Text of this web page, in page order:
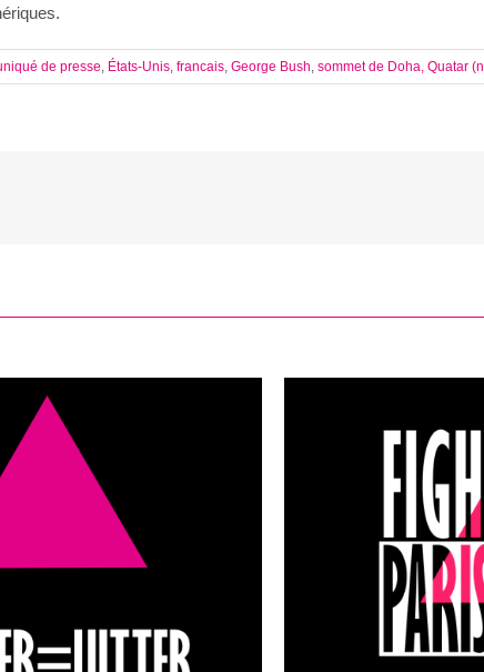
de presse États-Unis francais George Bush sommet de Doha, Quatar